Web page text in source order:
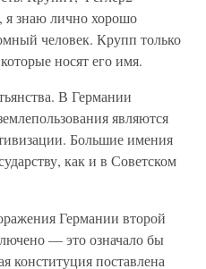
я знаю лично хорошо
человек. Крупп только
носят его имя.
В Германии
являются
Большие имения
как и в Советском
Германии второй
— это означало бы
конституция поставлена